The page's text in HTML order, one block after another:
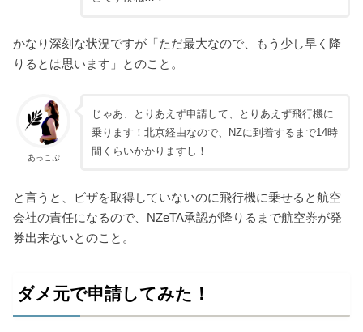
かなり深刻な状況ですが「ただ最大なので、もう少し早く降
りるとは思います」とのこと。
あっこぷ
じゃあ、とりあえず申請して、とりあえず飛行機に
乗ります！北京経由なので、NZに到着するまで14時
間くらいかかりますし！
と言うと、ビザを取得していないのに飛行機に乗せると航空
会社の責任になるので、NZeTA承認が降りるまで航空券が発
券出来ないとのこと。
ダメ元で申請してみた！